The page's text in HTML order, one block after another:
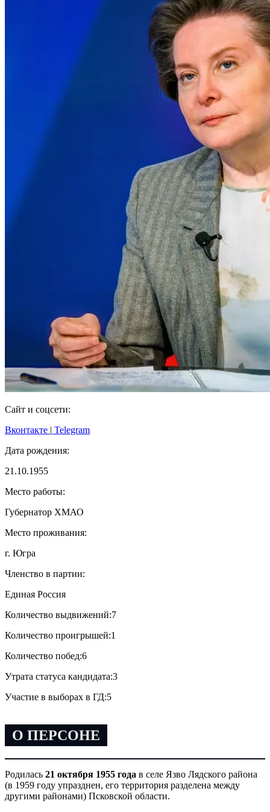
Сайт и соцсети:
Вконтакте | Telegram
Дата рождения:
21.10.1955
Место работы:
Губернатор ХМАО
Место проживания:
г. Югра
Членство в партии:
Единая Россия
Количество выдвижений:7
Количество проигрышей:1
Количество побед:6
Утрата статуса кандидата:3
Участие в выборах в ГД:5
О ПЕРСОНЕ
Родилась 21 октября 1955 года в селе Язво Лядского района
(в 1959 году упразднен, его территория разделена между
другими районами) Псковской области.